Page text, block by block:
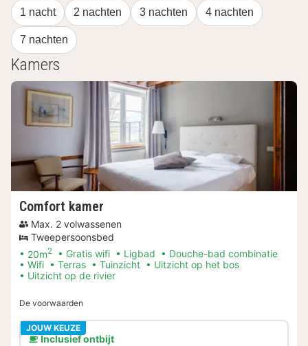
1 nacht 2 nachten 3 nachten 4 nachten
7 nachten
Kamers
Comfort kamer
Max. 2 volwassenen
Tweepersoonsbed
20m2 Gratis wifi Ligbad
Douche-bad combinatie
Wifi
Terras Tuinzicht
Uitzicht op het bos
Uitzicht op de rivier
De voorwaarden
JOUW KEUZE
Inclusief ontbijt